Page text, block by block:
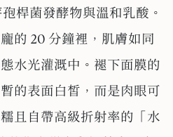
桿菌發酵物與溫和乳酸。
的 20 分鐘裡，肌膚如同
水光灌溉中。褪下面膜的
的表面白皙，而是肉眼可
且自帶高級折射率的「水